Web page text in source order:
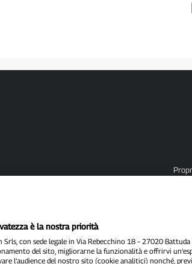
è la nostra priorità
con sede legale in Via Rebecchino 18 – 27020
del sito, migliorarne la funzionalità e offrirvi
l’audience del nostro sito (cookie analitici) nonché,